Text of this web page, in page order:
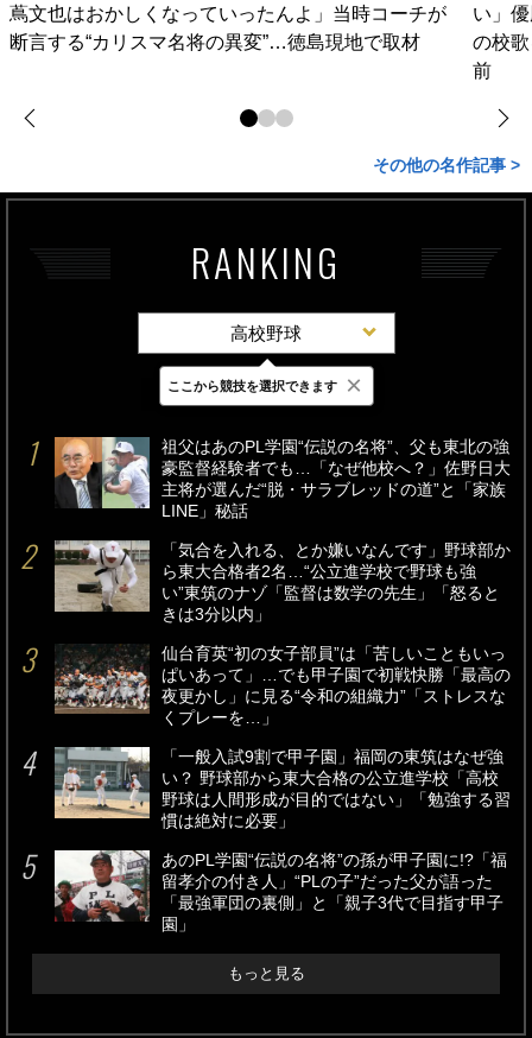
蔦文也はおかしくなっていったんよ」当時コーチが
断言する“カリスマ名将の異変”…徳島現地で取材
い」
の校
前
その他の名作記事 >
RANKING
高校野球
最新 24時間 週間
祖父はあのPL学園“伝説の名将”、父も東北の強
豪監督経験者でも…「なぜ他校へ？」佐野日大
主将が選んだ“脱・サラブレッドの道”と「家族
LINE」秘話
「気合を入れる、とか嫌いなんです」野球部か
ら東大合格者2名…“公立進学校で野球も強
い”東筑のナゾ「監督は数学の先生」「怒ると
きは3分以内」
仙台育英“初の女子部員”は「苦しいこともいっ
ぱいあって」…でも甲子園で初戦快勝「最高の
夜更かし」に見る“令和の組織力”「ストレスな
くプレーを…」
「一般入試9割で甲子園」福岡の東筑はなぜ強
い？ 野球部から東大合格の公立進学校「高校
野球は人間形成が目的ではない」「勉強する習
慣は絶対に必要」
あのPL学園“伝説の名将”の孫が甲子園に!?「福
留孝介の付き人」“PLの子”だった父が語った
「最強軍団の裏側」と「親子3代で目指す甲子
園」
もっと見る
ここから競技を選択できます ×